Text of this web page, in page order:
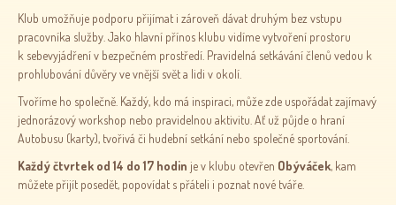
Klub umožňuje podporu přijímat i zároveň dávat druhým bez vstupu
pracovníka služby. Jako hlavní přínos klubu vidíme vytvoření prostoru
k sebevyjádření v bezpečném prostředí. Pravidelná setkávání členů vedou k
prohlubování důvěry ve vnější svět a lidi v okolí.
Tvoříme ho společně. Každý, kdo má inspiraci, může zde uspořádat zajímavý
jednorázový workshop nebo pravidelnou aktivitu. Ať už půjde o hraní
Autobusu (karty), tvořivá či hudební setkání nebo společné sportování.
Každý čtvrtek od 14 do 17 hodin je v klubu otevřen Obýváček, kam
můžete přijít posedět, popovídat s přáteli i poznat nové tváře.